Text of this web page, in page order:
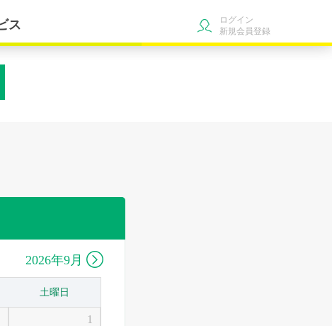
ス
ログイン
新規会員登録
2026年9月 
土曜日
1